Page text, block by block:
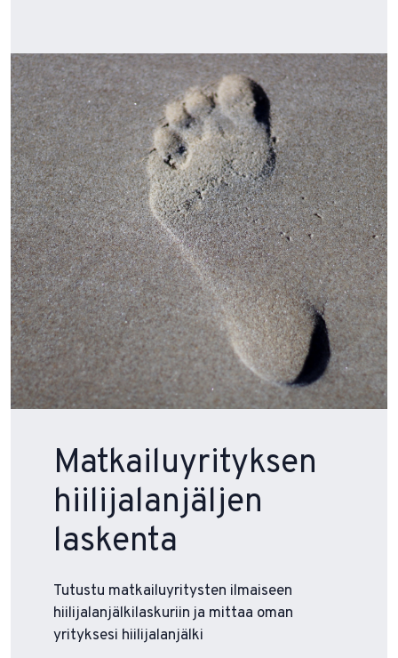
Matkailuyrityksen
hiilijalanjäljen
laskenta
Tutustu matkailuyritysten ilmaiseen
hiilijalanjälkilaskuriin ja mittaa oman
yrityksesi hiilijalanjälki